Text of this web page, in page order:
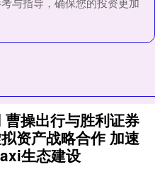
曹操出行与胜利证券
资产战略合作 加速
生态建设